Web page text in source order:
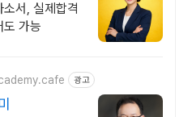
서, 실제합격
도 가능
광고